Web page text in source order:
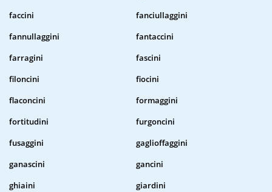
faccini
fanciullaggini
fannullaggini
fantaccini
farragini
fascini
filoncini
fiocini
flaconcini
formaggini
fortitudini
furgoncini
fusaggini
gaglioffaggini
ganascini
gancini
ghiaini
giardini